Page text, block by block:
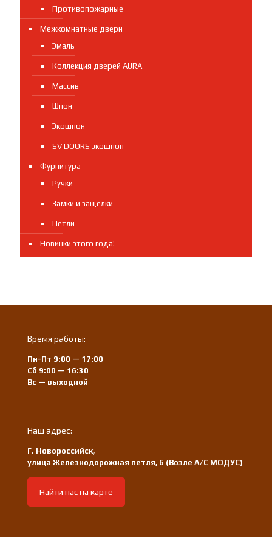
Противопожарные
Межкомнатные двери
Эмаль
Коллекция дверей AURA
Массив
Шпон
Экошпон
SV DOORS экошпон
Фурнитура
Ручки
Замки и защелки
Петли
Новинки этого года!
Время работы:
Пн-Пт 9:00 — 17:00
Сб 9:00 — 16:30
Вс — выходной
Наш адрес:
Г. Новороссийск,
улица Железнодорожная петля, 6 (Возле А/С МОДУС)
Найти нас на карте